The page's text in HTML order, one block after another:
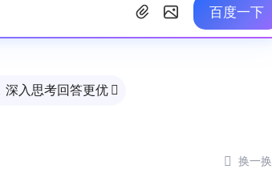
百度一下
深入思考回答更优 
 换一换